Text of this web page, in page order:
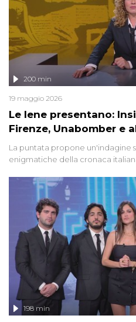
Le Iene presentano:
Firenze, Unabomber e
200 min
19 maggio 2026
La puntata propone un'indagine
enigmatiche della cronaca
'90 e il 2000 che,
libertà. Lo speciale affronta
Firenze, le cui responsabilità
groviglio di dubbi mai chiariti.
l'intervista inedita a Olindo
198 min